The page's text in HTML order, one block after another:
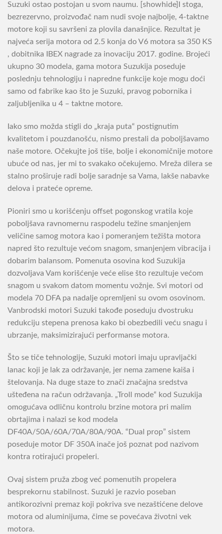
Suzuki ostao postojan u svom naumu. [showhide]I stoga,
bezrezervno, proizvođač nam nudi svoje najbolje, 4-taktne
motore koji su savršeni za plovila današnjice. Rezultat je
najveća serija motora od 2.5 konja do V6 motora sa 350 KS
, dobitnika IBEX nagrade za inovaciju 2017. godine. Brojeći
ukupno 30 modela, gama motora Suzukija poseduje
poslednju tehnologiju i napredne funkcije koje mogu doći
samo od fabrike kao što je Suzuki, pravog pobornika i
zaljubljenika u 4 – taktne motore.
Iako smo možda stigli do „kraja puta“ postignutim
kvalitetom i pouzdanošću, nismo prestali da poboljšavamo
naše motore. Očekujte još tiše, bolje i ekonomičnije motore
ubuće od nas, jer mi to svakako očekujemo. Mreža dilera se
stalno proširuje radi bolje saradnje sa Vama, lakše nabavke
delova i prateće opreme.
Pioniri smo u korišćenju offset pogonskog vratila koje
poboljšava ravnomernu raspodelu težine smanjenjem
veličine samog motora kao i pomeranjem težišta motora
napred što rezultuje većom snagom, smanjenjem vibracija i
dobarim balansom. Pomenuta osovina kod Suzukija
dozvoljava Vam korišćenje veće elise što rezultuje većom
snagom u svakom datom momentu vožnje. Svi motori od
modela 70 DFA pa nadalje opremljeni su ovom osovinom.
Vanbrodski motori Suzuki takođe poseduju dvostruku
redukciju stepena prenosa kako bi obezbedili veću snagu i
ubrzanje, maksimizirajući performanse motora.
Što se tiče tehnologije, Suzuki motori imaju upravljački
lanac koji je lak za održavanje, jer nema zamene kaiša i
štelovanja. Na duge staze to znači značajna sredstva
ušteđena na račun održavanja. „Troll mode“ kod Suzukija
omogućava odličnu kontrolu brzine motora pri malim
obrtajima i nalazi se kod modela
DF40A/50A/60A/70A/80A/90A. “Dual prop” sistem
poseduje motor DF 350A inače još poznat pod nazivom
kontra rotirajući propeleri.
Ovaj sistem pruža zbog već pomenutih propelera
besprekornu stabilnost. Suzuki je razvio poseban
antikorozivni premaz koji pokriva sve nezaštićene delove
motora od aluminijuma, čime se povećava životni vek
motora.